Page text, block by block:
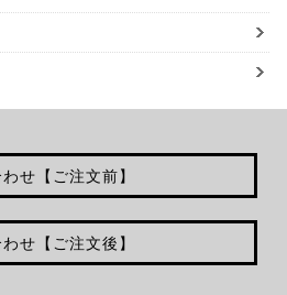
せ【ご注文前】
せ【ご注文後】